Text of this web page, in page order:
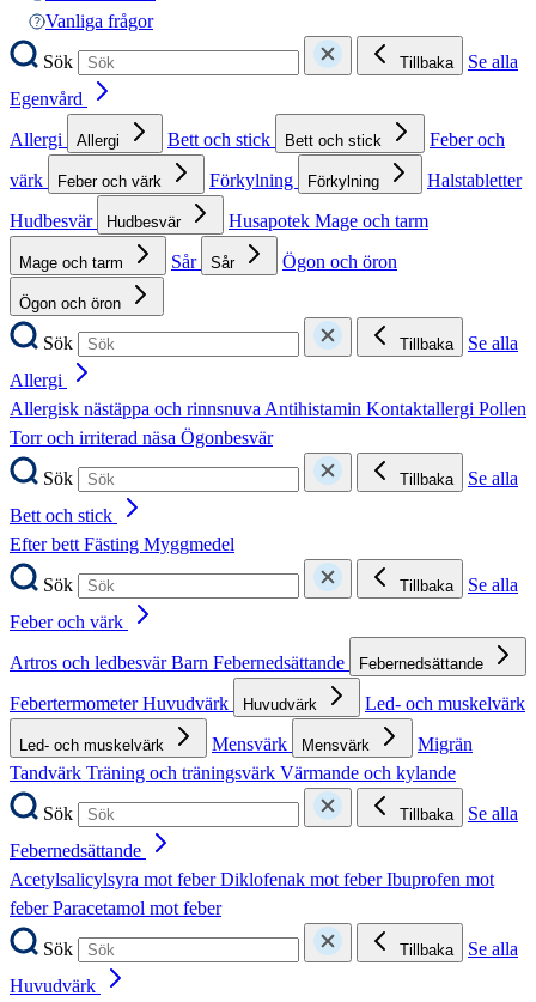
Vanliga frågor
Sök
Tillbaka
Se alla
Egenvård
Allergi
Allergi Bett och stick Bett och stick
Feber och
värk
Feber och värk Förkylning Förkylning
Halstabletter
Hudbesvär
Hudbesvär Husapotek Mage och tarm
Mage och tarm Sår Sår Ögon och öron
Ögon och öron
Sök Tillbaka
Se alla
Allergi
Allergisk nästäppa och rinnsnuvaAntihistamin Kontaktallergi Pollen
Torr och irriterad näsa Ögonbesvär
Sök
Tillbaka
Se alla
Bett och stick
Efter bettFästing Myggmedel
Sök
Tillbaka
Se alla
Feber och värk
Artros och ledbesvärBarn Febernedsättande Febernedsättande
FebertermometerHuvudvärk Huvudvärk Led- och muskelvärk
Led- och muskelvärk Mensvärk Mensvärk
Migrän
Tandvärk Träning och träningsvärk Värmande och kylande
Sök
Tillbaka
Se alla
Febernedsättande
Acetylsalicylsyra mot feberDiklofenak mot feberIbuprofen mot
feberParacetamol mot feber
Sök
Tillbaka
Se alla
Huvudvärk